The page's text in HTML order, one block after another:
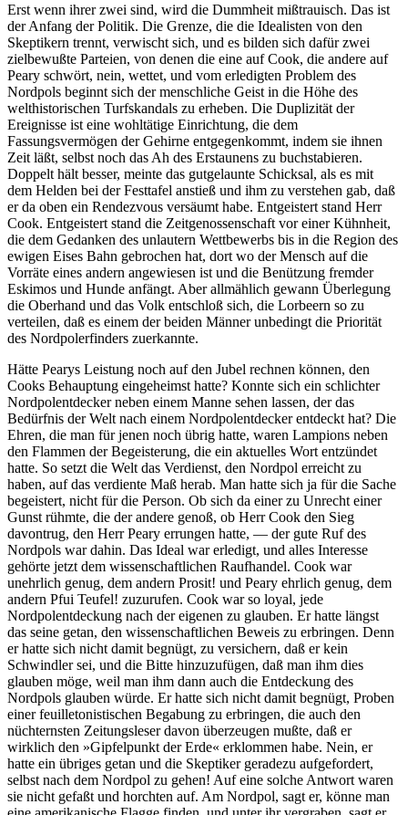
Erst wenn ihrer zwei sind, wird die Dummheit mißtrauisch. Das ist
der Anfang der Politik. Die Grenze, die die Idealisten von den
Skeptikern trennt, verwischt sich, und es bilden sich dafür zwei
zielbewußte Parteien, von denen die eine auf Cook, die andere auf
Peary schwört, nein, wettet, und vom erledigten Problem des
Nordpols beginnt sich der menschliche Geist in die Höhe des
welthistorischen Turfskandals zu erheben. Die Duplizität der
Ereignisse ist eine wohltätige Einrichtung, die dem
Fassungsvermögen der Gehirne entgegenkommt, indem sie ihnen
Zeit läßt, selbst noch das Ah des Erstaunens zu buchstabieren.
Doppelt hält besser, meinte das gutgelaunte Schicksal, als es mit
dem Helden bei der Festtafel anstieß und ihm zu verstehen gab, daß
er da oben ein Rendezvous versäumt habe. Entgeistert stand Herr
Cook. Entgeistert stand die Zeitgenossenschaft vor einer Kühnheit,
die dem Gedanken des unlautern Wettbewerbs bis in die Region des
ewigen Eises Bahn gebrochen hat, dort wo der Mensch auf die
Vorräte eines andern angewiesen ist und die Benützung fremder
Eskimos und Hunde anfängt. Aber allmählich gewann Überlegung
die Oberhand und das Volk entschloß sich, die Lorbeern so zu
verteilen, daß es einem der beiden Männer unbedingt die Priorität
des Nordpolerfinders zuerkannte.
Hätte Pearys Leistung noch auf den Jubel rechnen können, den
Cooks Behauptung eingeheimst hatte? Konnte sich ein schlichter
Nordpolentdecker neben einem Manne sehen lassen, der das
Bedürfnis der Welt nach einem Nordpolentdecker entdeckt hat? Die
Ehren, die man für jenen noch übrig hatte, waren Lampions neben
den Flammen der Begeisterung, die ein aktuelles Wort entzündet
hatte. So setzt die Welt das Verdienst, den Nordpol erreicht zu
haben, auf das verdiente Maß herab. Man hatte sich ja für die Sache
begeistert, nicht für die Person. Ob sich da einer zu Unrecht einer
Gunst rühmte, die der andere genoß, ob Herr Cook den Sieg
davontrug, den Herr Peary errungen hatte, — der gute Ruf des
Nordpols war dahin. Das Ideal war erledigt, und alles Interesse
gehörte jetzt dem wissenschaftlichen Raufhandel. Cook war
unehrlich genug, dem andern Prosit! und Peary ehrlich genug, dem
andern Pfui Teufel! zuzurufen. Cook war so loyal, jede
Nordpolentdeckung nach der eigenen zu glauben. Er hatte längst
das seine getan, den wissenschaftlichen Beweis zu erbringen. Denn
er hatte sich nicht damit begnügt, zu versichern, daß er kein
Schwindler sei, und die Bitte hinzuzufügen, daß man ihm dies
glauben möge, weil man ihm dann auch die Entdeckung des
Nordpols glauben würde. Er hatte sich nicht damit begnügt, Proben
einer feuilletonistischen Begabung zu erbringen, die auch den
nüchternsten Zeitungsleser davon überzeugen mußte, daß er
wirklich den »Gipfelpunkt der Erde« erklommen habe. Nein, er
hatte ein übriges getan und die Skeptiker geradezu aufgefordert,
selbst nach dem Nordpol zu gehen! Auf eine solche Antwort waren
sie nicht gefaßt und horchten auf. Am Nordpol, sagt er, könne man